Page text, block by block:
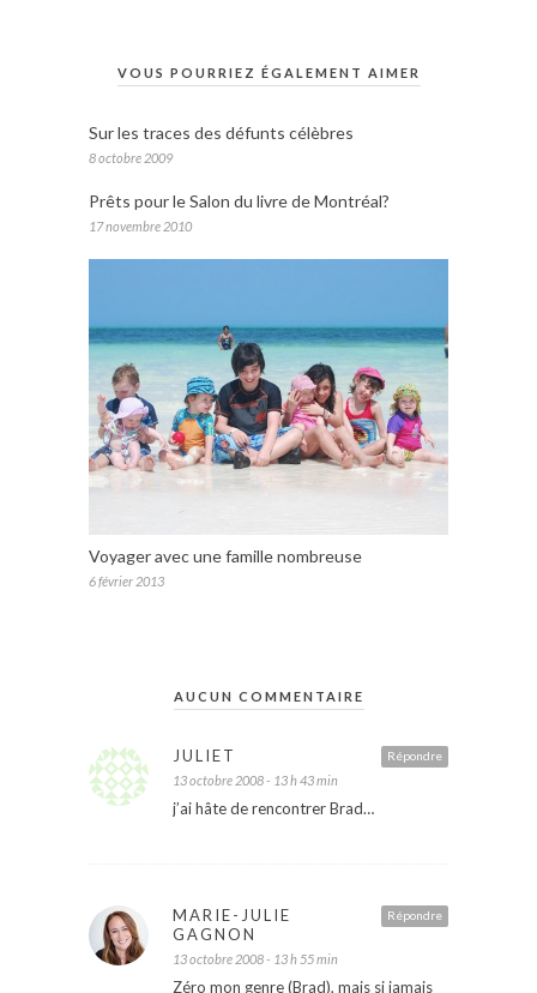
VOUS POURRIEZ ÉGALEMENT AIMER
Sur les traces des défunts célèbres
8 octobre 2009
Prêts pour le Salon du livre de Montréal?
17 novembre 2010
Voyager avec une famille nombreuse
6 février 2013
AUCUN COMMENTAIRE
Répondre
JULIET
13 octobre 2008 - 13 h 43 min
j’ai hâte de rencontrer Brad…
Répondre
MARIE-JULIE
GAGNON
13 octobre 2008 - 13 h 55 min
Zéro mon genre (Brad), mais si jamais